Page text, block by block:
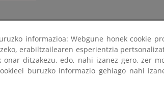
Impactos y riesgos derivados del cambio
El presente Informe lleva a cabo un
informazioa: Webgune honek cookie
erabiltzailearen esperientzia
onar ditzakezu, edo, nahi izanez gero, zer
buruzko informazio gehiago nahi